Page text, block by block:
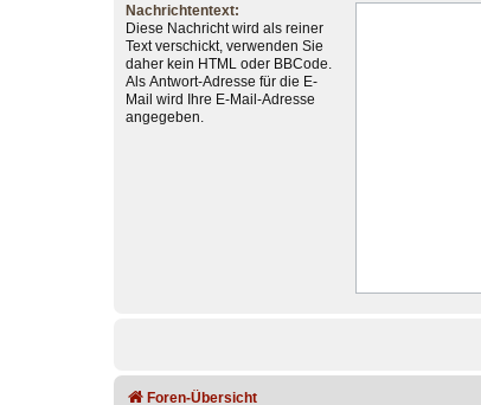
Nachrichtentext:
Diese Nachricht wird als reiner
Text verschickt, verwenden Sie
daher kein HTML oder BBCode.
Als Antwort-Adresse für die E-
Mail wird Ihre E-Mail-Adresse
angegeben.
Foren-Übersicht